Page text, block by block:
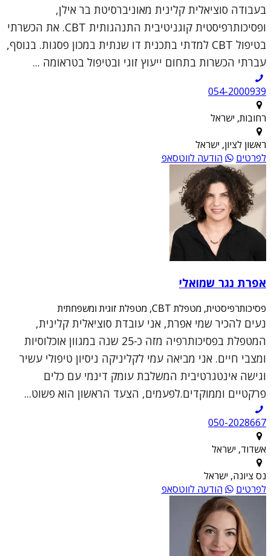
בעבודה סוציאלית קלינית מאוניברסיטת בר אילן,
ופסיכותרפיסטית קוגניטיבית התנהגותית CBT. את הכשרתי
בטיפול CBT למדתי בתכנית דו שנתית במכון פסגות. בנוסף,
עברתי הכשרות בתחום ייעוץ זוגי ובטיפול בטראומה ...
054-2000939
רחובות, ישראל
ראשון לציון, ישראל
לפרטים
הודעה לווטסאפ
אפרת נגר שמואלי
פסיכותרפיסטית, מטפלת CBT, מטפלת זוגית ומשפחתית
נעים להכיר שמי אפרת, אני עובדת סוציאלית קלינית,
המטפלת בפסיכותרפיה מזה כ-25 שנה במגוון אוכלוסיות
ומצבי חיים. אני מביאה עמי לקליניקה ניסיון טיפולי עשיר
וגישה אינטגרטיבית המשלבת עומק דינמי עם כלים
פרקטיים וממוקדים.לפעמים, הצעד הראשון הוא פשוט...
050-2028667
אשדוד, ישראל
נס ציונה, ישראל
לפרטים
הודעה לווטסאפ